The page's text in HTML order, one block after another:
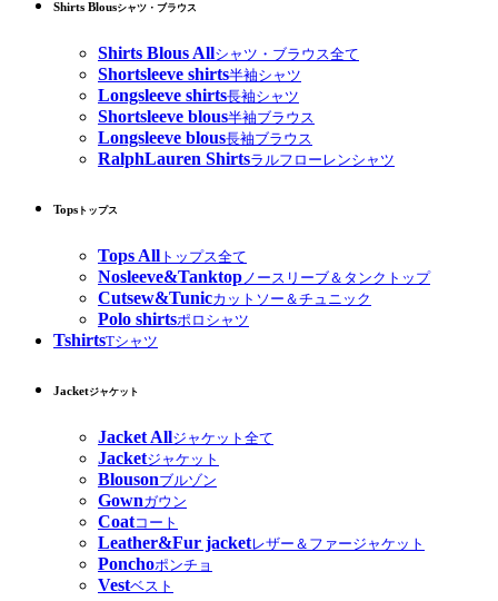
Shirts Blousシャツ・ブラウス
Shirts Blous Allシャツ・ブラウス全て
Shortsleeve shirts半袖シャツ
Longsleeve shirts長袖シャツ
Shortsleeve blous半袖ブラウス
Longsleeve blous長袖ブラウス
RalphLauren Shirtsラルフローレンシャツ
Tops トップス
Tops All トップス全て
Nosleeve&Tanktopノースリーブ＆タンクトップ
Cutsew&Tunicカットソー＆チュニック
Polo shirtsポロシャツ
TshirtsTシャツ
Jacketジャケット
Jacket Allジャケット全て
Jacketジャケット
Blousonブルゾン
Gownガウン
Coatコート
Leather&Fur jacketレザー＆ファージャケット
Ponchoポンチョ
Vestベスト